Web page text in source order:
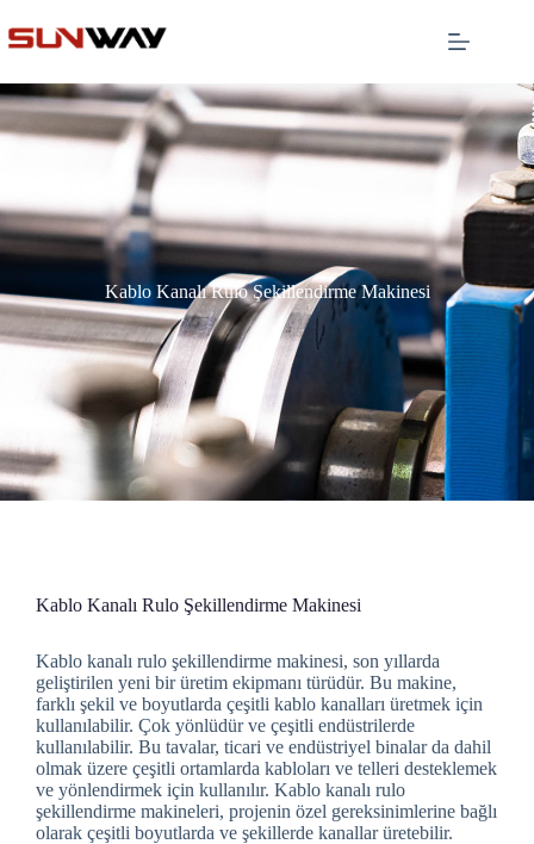
Kablo Kanalı Rulo Şekillendirme Makinesi
Kablo Kanalı Rulo Şekillendirme Makinesi
Kablo kanalı rulo şekillendirme makinesi, son yıllarda
geliştirilen yeni bir üretim ekipmanı türüdür. Bu makine,
farklı şekil ve boyutlarda çeşitli kablo kanalları üretmek için
kullanılabilir. Çok yönlüdür ve çeşitli endüstrilerde
kullanılabilir. Bu tavalar, ticari ve endüstriyel binalar da dahil
olmak üzere çeşitli ortamlarda kabloları ve telleri desteklemek
ve yönlendirmek için kullanılır. Kablo kanalı rulo
şekillendirme makineleri, projenin özel gereksinimlerine bağlı
olarak çeşitli boyutlarda ve şekillerde kanallar üretebilir.